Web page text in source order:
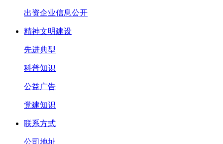
出资企业信息公开
精神文明建设
先进典型
科普知识
公益广告
党建知识
联系方式
公司地址